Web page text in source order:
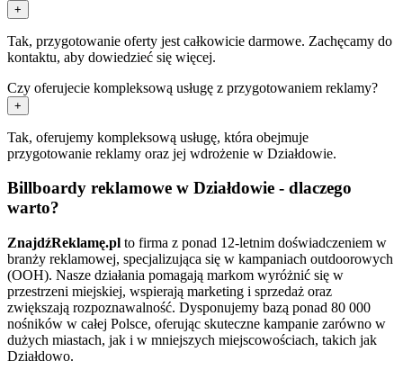
+
Tak, przygotowanie oferty jest całkowicie darmowe. Zachęcamy do
kontaktu, aby dowiedzieć się więcej.
Czy oferujecie kompleksową usługę z przygotowaniem reklamy?
+
Tak, oferujemy kompleksową usługę, która obejmuje
przygotowanie reklamy oraz jej wdrożenie w Działdowie.
Billboardy reklamowe w Działdowie - dlaczego
warto?
ZnajdźReklamę.pl to firma z ponad 12-letnim doświadczeniem w
branży reklamowej, specjalizująca się w kampaniach outdoorowych
(OOH). Nasze działania pomagają markom wyróżnić się w
przestrzeni miejskiej, wspierają marketing i sprzedaż oraz
zwiększają rozpoznawalność. Dysponujemy bazą ponad 80 000
nośników w całej Polsce, oferując skuteczne kampanie zarówno w
dużych miastach, jak i w mniejszych miejscowościach, takich jak
Działdowo.